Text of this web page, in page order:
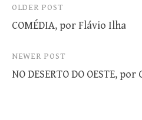
Post
navigation
OLDER POST
COMÉDIA, por Flávio Ilha
NEWER POST
NO DESERTO DO OESTE,